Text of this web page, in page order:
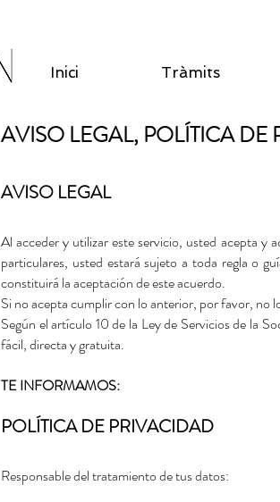
Inici Tràmits
AVISO LEGAL, POLÍTICA
AVISO LEGAL
Al acceder y utilizar este servicio, usted acepta y
particulares, usted estará sujeto a toda regla o
constituirá la aceptación de este acuerdo.
Si no acepta cumplir con lo anterior, por favor, no
Según el artículo 10 de la Ley de Servicios de la
fácil, directa y gratuita.
TEINFORMAMOS:
POLÍTICA DE PRIVACIDAD
Responsable del tratamiento de tus datos: